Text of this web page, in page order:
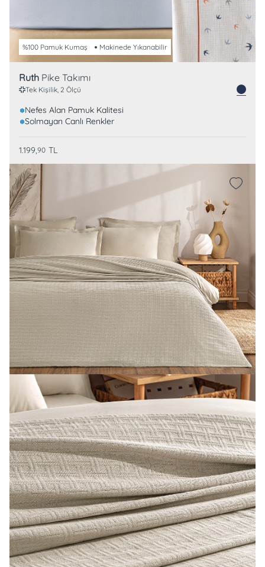
%100 Pamuk Kumaş Makinede Yıkanabilir
Ruth Pike Takımı
Tek Kişilik, 2 Ölçü
Nefes Alan Pamuk Kalitesi
Solmayan Canlı Renkler
1.199,90 TL